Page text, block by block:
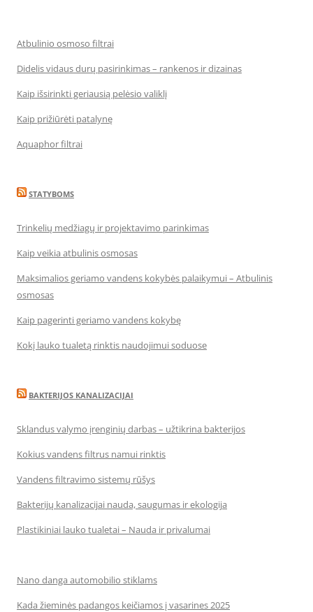
Atbulinio osmoso filtrai
Didelis vidaus durų pasirinkimas – rankenos ir dizainas
Kaip išsirinkti geriausią pelėsio valiklį
Kaip prižiūrėti patalynę
Aquaphor filtrai
STATYBOMS
Trinkelių medžiagų ir projektavimo parinkimas
Kaip veikia atbulinis osmosas
Maksimalios geriamo vandens kokybės palaikymui – Atbulinis
osmosas
Kaip pagerinti geriamo vandens kokybę
Kokį lauko tualetą rinktis naudojimui soduose
BAKTERIJOS KANALIZACIJAI
Sklandus valymo įrenginių darbas – užtikrina bakterijos
Kokius vandens filtrus namui rinktis
Vandens filtravimo sistemų rūšys
Bakterijų kanalizacijai nauda, saugumas ir ekologija
Plastikiniai lauko tualetai – Nauda ir privalumai
Nano danga automobilio stiklams
Kada žieminės padangos keičiamos į vasarines 2025